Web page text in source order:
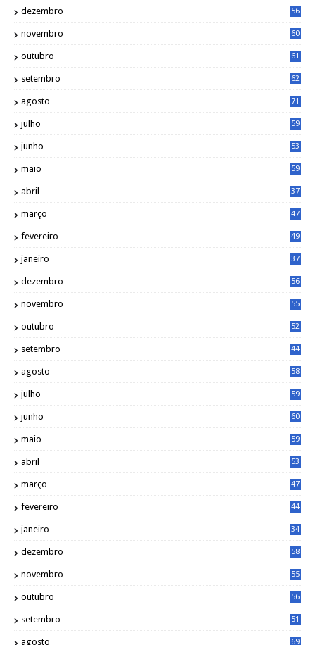
dezembro 56
novembro 60
outubro 61
setembro 62
agosto 71
julho 59
junho 53
maio 59
abril 37
março 47
fevereiro 49
janeiro 37
dezembro 56
novembro 55
outubro 52
setembro 44
agosto 58
julho 59
junho 60
maio 59
abril 53
março 47
fevereiro 44
janeiro 34
dezembro 58
novembro 55
outubro 56
setembro 51
agosto 69